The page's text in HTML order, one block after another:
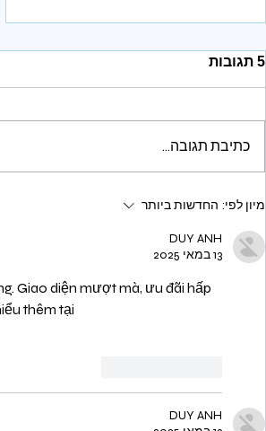
הם לא באמת רוצים למות. הם
לחיות
5 תגובות
כתיבת תגובה...
מיון לפי: החדשות ביותר
DUY ANH
13 במאי 2025
Giao diện mượt mà, ưu đãi hấp
thêm tại
DUY ANH